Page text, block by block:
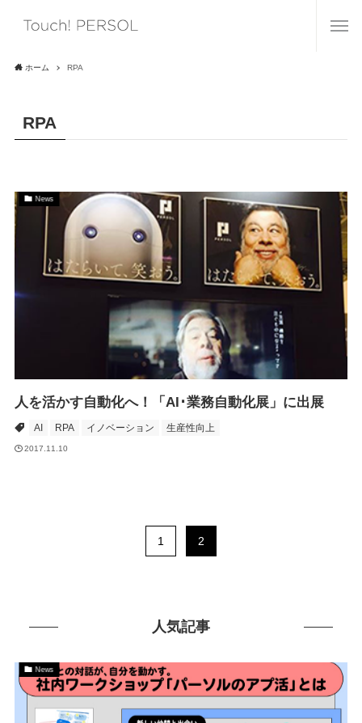
ホーム RPA
RPA
News
人を活かす自動化へ！「AI･業務自動化展」に出展
AI RPA イノベーション 生産性向上
2017.11.10
1 2
人気記事
News